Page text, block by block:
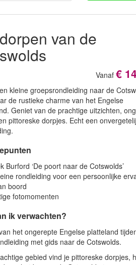
van de
Vanaf €
kleine groepsrondleiding naar de
de rustieke charme van het Engelse
Geniet van de prachtige uitzichten,
pittoreske dorpjes. Echt een
Burford ‘De poort naar de Cotswolds’
rondleiding voor een persoonlijke
boord
fotomomenten
ik verwachten?
het ongerepte Engelse platteland
met gids naar de Cotswolds.
gebied vind je pittoreske dorpjes,